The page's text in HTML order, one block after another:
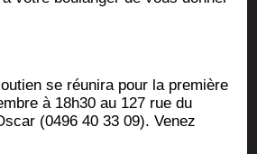
se réuni­ra pour la pre­mière
à 18h30 au 127 rue du
(0496 40 33 09). Venez